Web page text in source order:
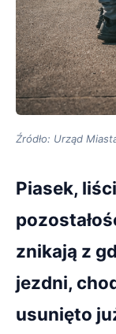
Źródło: Urząd
Piasek,
znikają z
jezdni,
usunięto